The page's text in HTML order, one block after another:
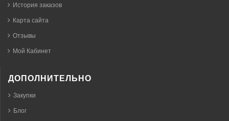
История заказов
Карта сайта
Отзывы
Мой Кабинет
ДОПОЛНИТЕЛЬНО
Закупки
Блог